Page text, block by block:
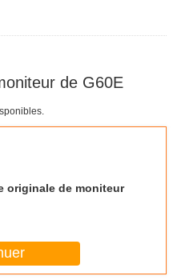
de G60E
originale de moniteur